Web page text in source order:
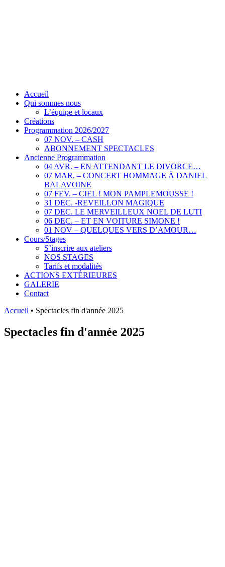
Accueil
Qui sommes nous
L’équipe et locaux
Créations
Programmation 2026/2027
07 NOV. – CASH
ABONNEMENT SPECTACLES
Ancienne Programmation
04 AVR. – EN ATTENDANT LE DIVORCE…
07 MAR. – CONCERT HOMMAGE À DANIEL
BALAVOINE
07 FEV. – CIEL ! MON PAMPLEMOUSSE !
31 DEC. -REVEILLON MAGIQUE
07 DEC. LE MERVEILLEUX NOEL DE LUTI
06 DEC. – ET EN VOITURE SIMONE !
01 NOV – QUELQUES VERS D’AMOUR…
Cours/Stages
S’inscrire aux ateliers
NOS STAGES
Tarifs et modalités
ACTIONS EXTÉRIEURES
GALERIE
Contact
Accueil • Spectacles fin d'année 2025
Spectacles fin d'année 2025